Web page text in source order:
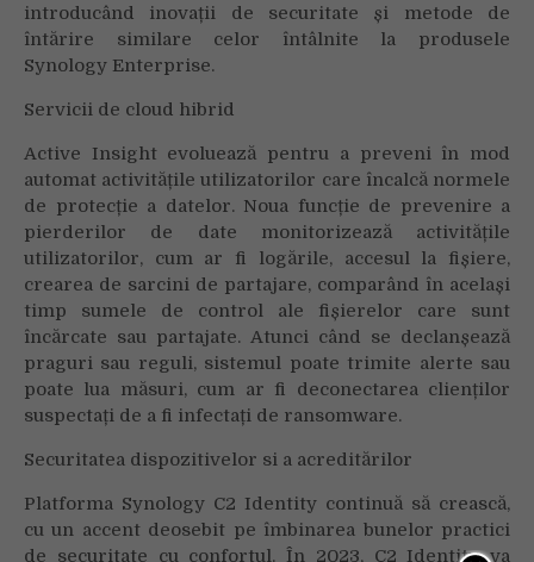
introducând inovații de securitate și metode de
întărire similare celor întâlnite la produsele
Synology Enterprise.
Servicii de cloud hibrid
Active Insight evoluează pentru a preveni în mod
automat activitățile utilizatorilor care încalcă normele
de protecție a datelor. Noua funcție de prevenire a
pierderilor de date monitorizează activitățile
utilizatorilor, cum ar fi logările, accesul la fișiere,
crearea de sarcini de partajare, comparând în același
timp sumele de control ale fișierelor care sunt
încărcate sau partajate. Atunci când se declanșează
praguri sau reguli, sistemul poate trimite alerte sau
poate lua măsuri, cum ar fi deconectarea clienților
suspectați de a fi infectați de ransomware.
Securitatea dispozitivelor si a acreditărilor
Platforma Synology C2 Identity continuă să crească,
cu un accent deosebit pe îmbinarea bunelor practici
de securitate cu confortul. În 2023, C2 Identity va